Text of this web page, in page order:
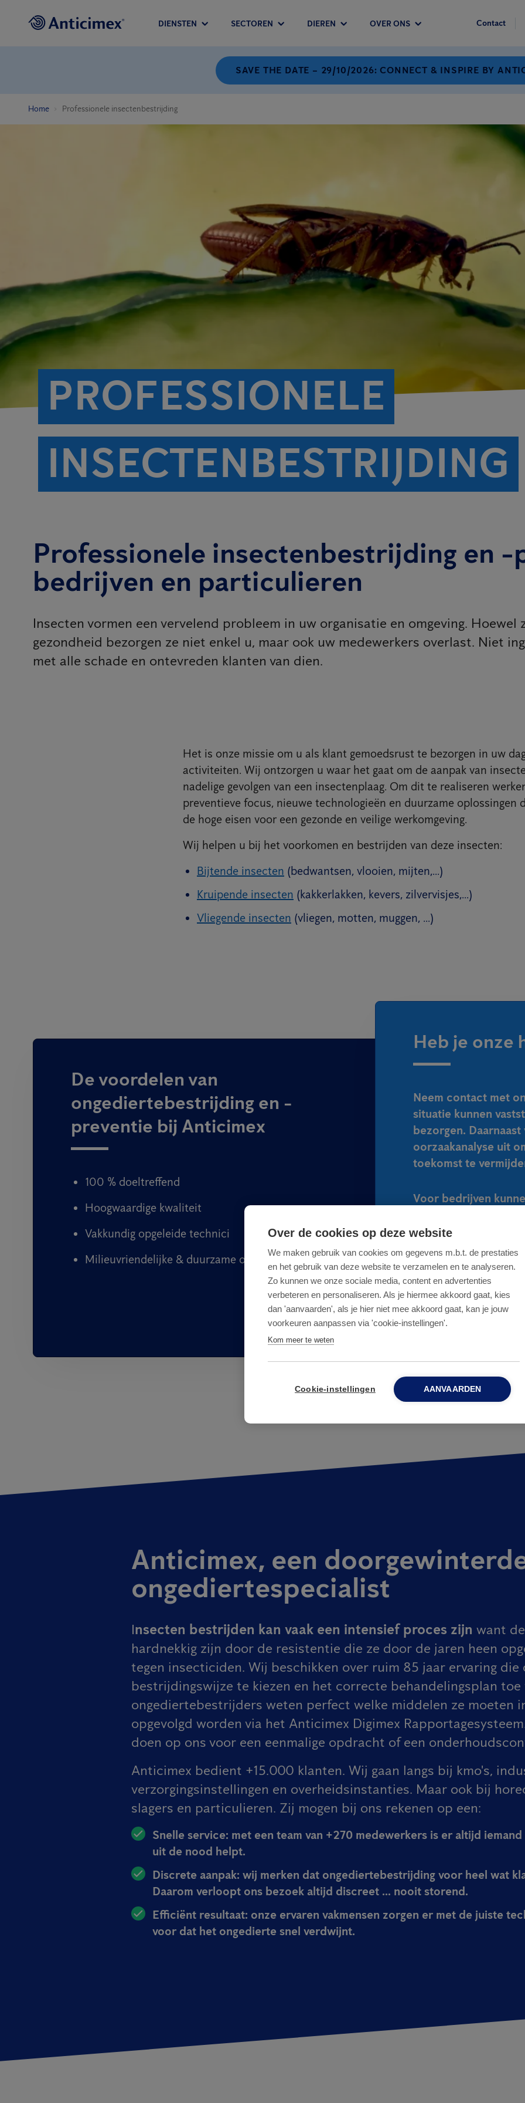
DIENSTEN SECTOREN DIEREN OVER ONS Contact
SAVE THE DATE – 29/10/2026: CONNECT & INSPIRE BY
Home Professionele insectenbestrijding
PROFESSIONELE
INSECTENBESTRIJDING
Professionele insectenbestrijding en
bedrijven en particulieren
Insecten vormen een vervelend probleem in uw organisatie en omgeving.
gezondheid bezorgen ze niet enkel u, maar ook uw medewerkers overlast. Niet
met alle schade en ontevreden klanten van dien.
Het is onze missie om u als klant gemoedsrust te bezorgen in uw
activiteiten. Wij ontzorgen u waar het gaat om de aanpak van
nadelige gevolgen van een insectenplaag. Om dit te realiseren
preventieve focus, nieuwe technologieën en duurzame oplossingen
de hoge eisen voor een gezonde en veilige werkomgeving.
Wij helpen u bij het voorkomen en bestrijden van deze insecten:
Bijtende insecten (bedwantsen, vlooien, mijten,...)
Kruipende insecten (kakkerlakken, kevers, zilvervisjes,...)
Vliegende insecten (vliegen, motten, muggen, ...)
De voordelen van
ongediertebestrijding en -
preventie bij Anticimex
100 % doeltreffend
Hoogwaardige kwaliteit
Vakkundig opgeleide technici
Milieuvriendelijke & duurzame oplossingen
Heb je onze
Neem contact met
situatie kunnen
bezorgen.
oorzaakanalyse uit
toekomst te
Voor bedrijven
tegen ongedierte.
STUUR ONS EEN
Anticimex, een
ongediertespecialist
Insecten bestrijden kan vaak een intensief proces zijn want
hardnekkig zijn door de resistentie die ze door de jaren heen
tegen insecticiden. Wij beschikken over ruim 85 jaar ervaring
bestrijdingswijze te kiezen en het correcte behandelingsplan toe
ongediertebestrijders weten perfect welke middelen ze moeten
opgevolgd worden via het Anticimex Digimex
doen op ons voor een eenmalige opdracht of een
Anticimex bedient +15.000 klanten. Wij gaan langs bij kmo's,
verzorgingsinstellingen en overheidsinstanties. Maar ook bij
slagers en particulieren. Zij mogen bij ons rekenen op een:
Snelle service: met een team van +270 medewerkers is er altijd
uit de nood helpt.
Discrete aanpak: wij merken dat ongediertebestrijding voor heel wat
Daarom verloopt ons bezoek altijd discreet ... nooit storend.
Efficiënt resultaat: onze ervaren vakmensen zorgen er met de juiste
voor dat het ongedierte snel verdwijnt.
Over de cookies op deze website
We maken gebruik van cookies om gegevens m.b.t. de prestaties
en het gebruik van deze website te verzamelen en te analyseren.
Zo kunnen we onze sociale media, content en advertenties
verbeteren en personaliseren. Als je hiermee akkoord gaat, kies
dan 'aanvaarden', als je hier niet mee akkoord gaat, kan je jouw
voorkeuren aanpassen via 'cookie-instellingen'.
Kom meer te weten
Cookie-instellingen AANVAARDEN